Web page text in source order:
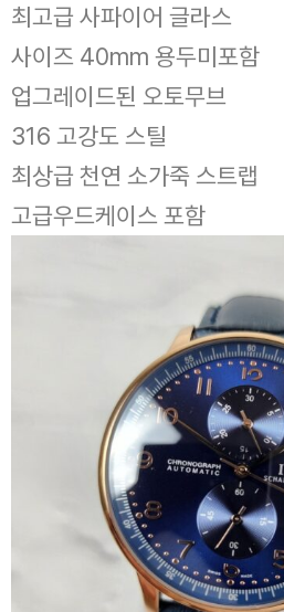
최고급 사파이어 글라스
사이즈 40mm 용두미포함
업그레이드된 오토무브
316 고강도 스틸
최상급 천연 소가죽 스트랩
고급우드케이스 포함